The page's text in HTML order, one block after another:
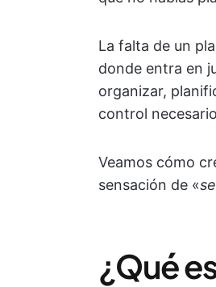
La falta de un
donde entra en
organizar,
control
Veamos cómo
sensación de «
¿Qué